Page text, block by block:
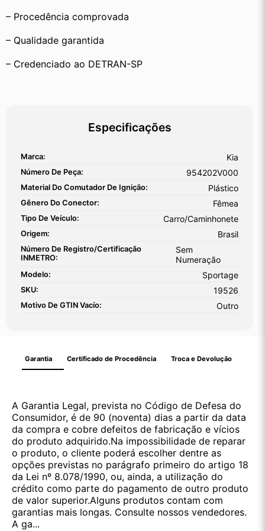
– Procedência comprovada
– Qualidade garantida
– Credenciado ao DETRAN-SP
Especificações
Marca: Kia
Número De Peça: 954202V000
Material Do Comutador De Ignição: Plástico
Gênero Do Conector: Fêmea
Tipo De Veículo: Carro/Caminhonete
Origem: Brasil
Número De Registro/certificação
INMETRO:
Sem
Numeração
Modelo: Sportage
SKU: 19526
Motivo De GTIN Vacío: Outro
Garantia Certificado de Procedência Troca e Devolução
A Garantia Legal, prevista no Código de Defesa do
Consumidor, é de 90 (noventa) dias a partir da data
da compra e cobre defeitos de fabricação e vícios
do produto adquirido.Na impossibilidade de reparar
o produto, o cliente poderá escolher dentre as
opções previstas no parágrafo primeiro do artigo 18
da Lei nº 8.078/1990, ou, ainda, a utilização do
crédito como parte do pagamento de outro produto
de valor superior.Alguns produtos contam com
garantias mais longas. Consulte nossos vendedores.
A ga...